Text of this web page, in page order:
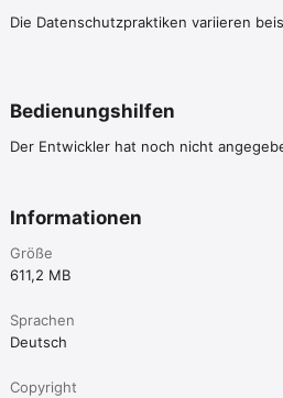
Die Datenschutzpraktiken variieren
Bedienungshilfen
Der Entwickler hat noch nicht
Informationen
Größe
611,2 MB
Sprachen
Deutsch
Copyright